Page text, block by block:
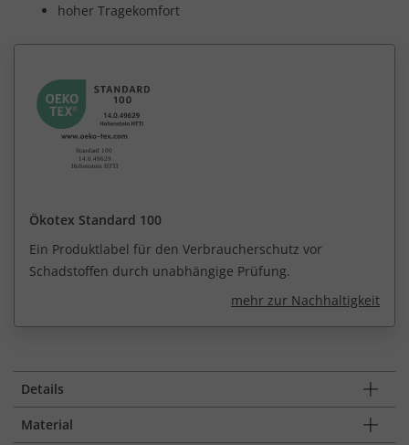
hoher Tragekomfort
Ökotex Standard 100
Ein Produktlabel für den Verbraucherschutz vor
Schadstoffen durch unabhängige Prüfung.
mehr zur Nachhaltigkeit
Details
Material